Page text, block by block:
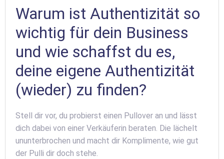
Warum ist Authentizität so
wichtig für dein Business
und wie schaffst du es,
deine eigene Authentizität
(wieder) zu finden?
Stell dir vor, du probierst einen Pullover an und lässt
dich dabei von einer Verkäuferin beraten. Die lächelt
ununterbrochen und macht dir Komplimente, wie gut
der Pulli dir doch stehe.